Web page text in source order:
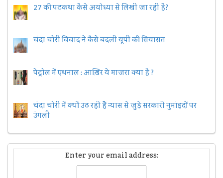
27 की पटकथा कैसे अयोध्या से लिखी जा रही है?
चंदा चोरी विवाद ने कैसे बदली यूपी की सियासत
पेट्रोल में एथनाल : आख़िर ये माजरा क्या है ?
चंदा चोरी में क्यों उठ रही हैैं न्यास से जुड़े सरकारी नुमांइदों पर
उंगली
Enter your email address: